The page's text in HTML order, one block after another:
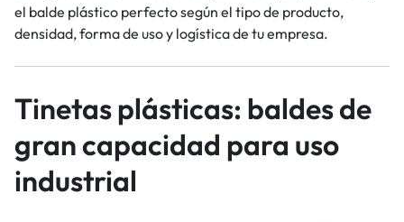
el balde plástico perfecto según el tipo de producto,
densidad, forma de uso y logística de tu empresa.
Tinetas plásticas: baldes de
gran capacidad para uso
industrial